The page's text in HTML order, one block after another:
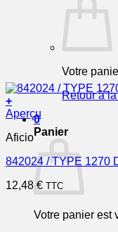
Votre
Retour à
0
Panier
Votre panier est
+
Aperçu
Aficio
842024 / TYPE 1270
12,48 € TTC